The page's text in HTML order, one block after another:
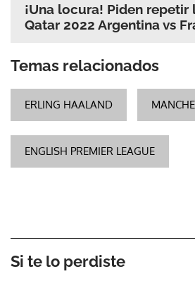
¡Una locura! Piden repetir
Qatar 2022 Argentina vs
Temas relacionados
ERLING HAALAND
ENGLISH PREMIER LEAGUE
Si te lo perdiste